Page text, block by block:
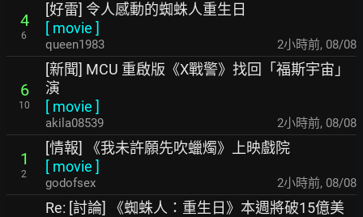
4
6
[好雷] 令人感動的蜘蛛人重生日
[ movie ]
queen1983 2小時前, 08/08
6
10
[新聞] MCU 重啟版《X戰警》找回「福斯宇宙」
演
[ movie ]
akila08539 2小時前, 08/08
1
2
[情報] 《我未許願先吹蠟燭》上映戲院
[ movie ]
godofsex 2小時前, 08/08
Re: [討論] 《蜘蛛人：重生日》本週將破15億美